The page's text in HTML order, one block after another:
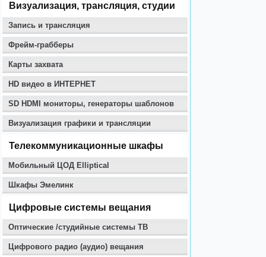
Визуализация, трансляция, студии
Запись и трансляция
Фрейм-грабберы
Карты захвата
HD видео в ИНТЕРНЕТ
SD HDMI мониторы, генераторы шаблонов
Визуализация графики и трансляции
Телекоммуникационные шкафы
Мобильный ЦОД Elliptical
Шкафы Эмелинк
Цифровые системы вещания
Оптические /студийные системы ТВ
Цифрового радио (аудио) вещания